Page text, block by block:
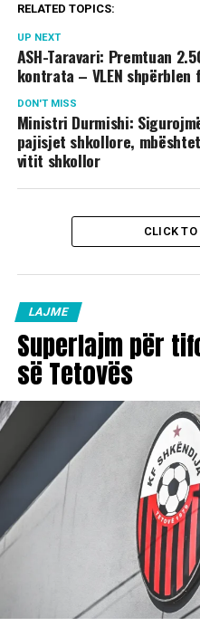
RELATED TOPICS:
UP NEXT
ASH-Taravari: Premtuan
kontrata – VLEN
DON'T MISS
Ministri Durmishi:
pajisjet shkollore,
vitit shkollor
CLICK
LAJME
Superlajm për
së Tetovës